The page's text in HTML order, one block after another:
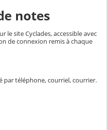
notes
le site Cyclades, accessible avec
de connexion remis à chaque
par téléphone, courriel, courrier.